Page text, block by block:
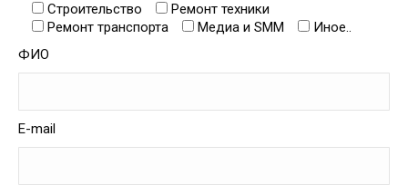
Строительство
Ремонт техники
Ремонт транспорта
Медиа и SMM
Иное..
ФИО
E-mail